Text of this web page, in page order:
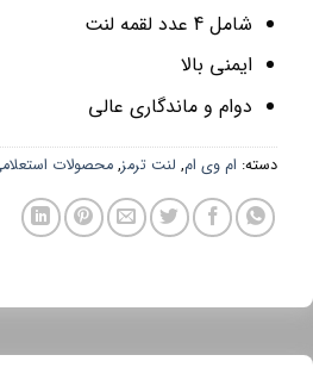
شامل 4 عدد لقمه لنت
ایمنی بالا
دوام و ماندگاری عالی
دسته:ام وی ام,لنت ترمز,محصولات استعلامی